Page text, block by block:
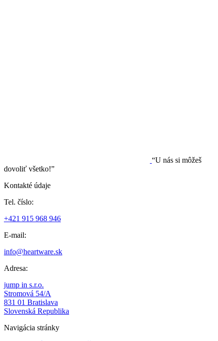
“U nás si môžeš
dovoliť všetko!”
Kontakté údaje
Tel. číslo:
+421 915 968 946
E-mail:
info@heartware.sk
Adresa:
jump in s.r.o.
Stromová 54/A
831 01 Bratislava
Slovenská Republika
Navigácia stránky